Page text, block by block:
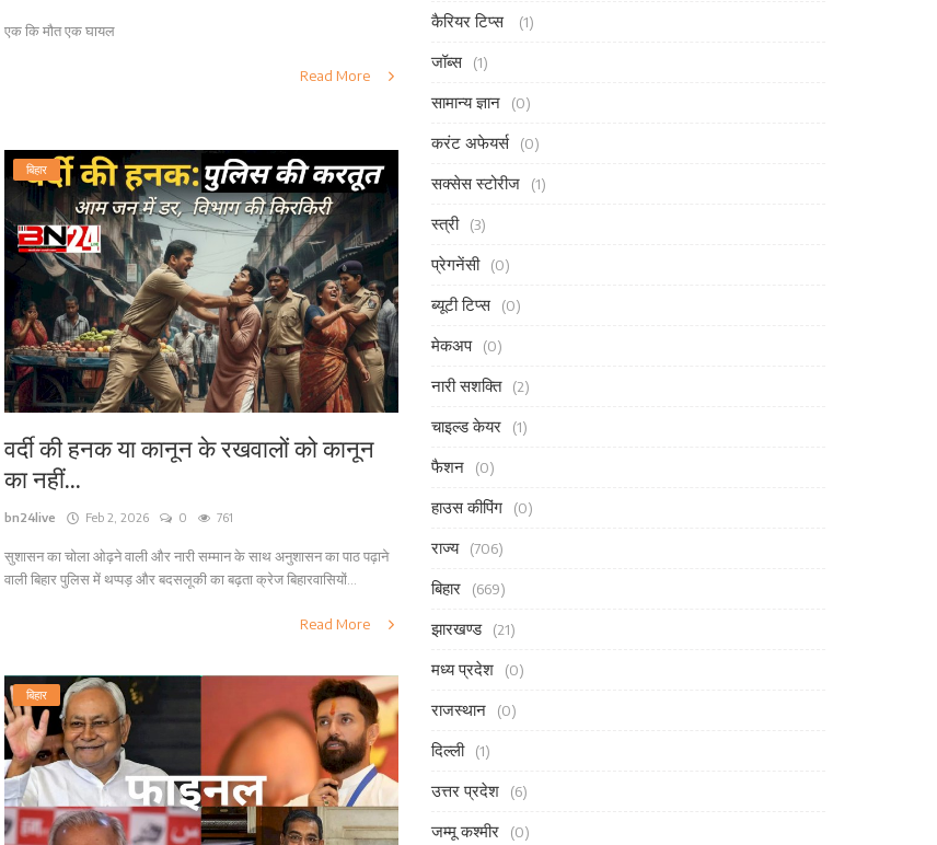
एक कि मौत एक घायल
Read More
बिहार
वर्दी की हनक या कानून के रखवालों को कानून
का नहीं...
bn24live Feb 2, 2026 0 761
सुशासन का चोला ओढ़ने वाली और नारी सम्मान के साथ अनुशासन का पाठ पढ़ाने
वाली बिहार पुलिस में थप्पड़ और बदसलूकी का बढ़ता क्रेज बिहारवासियों...
Read More
बिहार
कैरियर टिप्स (1)
जॉब्स (1)
सामान्य ज्ञान (0)
करंट अफेयर्स (0)
सक्सेस स्टोरीज (1)
स्त्री (3)
प्रेगनेंसी (0)
ब्यूटी टिप्स (0)
मेकअप (0)
नारी सशक्ति (2)
चाइल्ड केयर (1)
फैशन (0)
हाउस कीपिंग (0)
राज्य (706)
बिहार (669)
झारखण्ड (21)
मध्य प्रदेश (0)
राजस्थान (0)
दिल्ली (1)
उत्तर प्रदेश (6)
जम्मू कश्मीर (0)